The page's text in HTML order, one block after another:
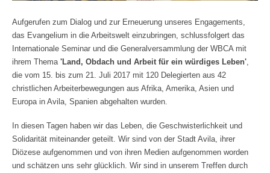
Aufgerufen zum Dialog und zur Erneuerung unseres Engagements,
das Evangelium in die Arbeitswelt einzubringen, schlussfolgert das
Internationale Seminar und die Generalversammlung der WBCA mit
ihrem Thema 'Land, Obdach und Arbeit für ein würdiges Leben'
die vom 15. bis zum 21. Juli 2017 mit 120 Delegierten aus 42
christlichen Arbeiterbewegungen aus Afrika, Amerika, Asien und
Europa in Avila, Spanien abgehalten wurden.
In diesen Tagen haben wir das Leben, die Geschwisterlichkeit und
Solidarität miteinander geteilt. Wir sind von der Stadt Avila, ihrer
Diözese aufgenommen und von ihren Medien aufgenommen worden
und schätzen uns sehr glücklich. Wir sind in unserem Treffen durch